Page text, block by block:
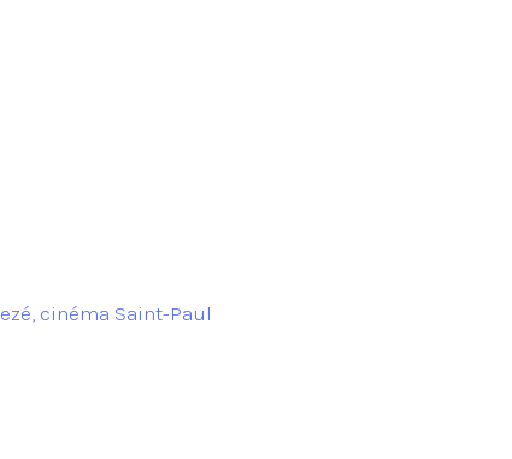
cinéma Saint-Paul